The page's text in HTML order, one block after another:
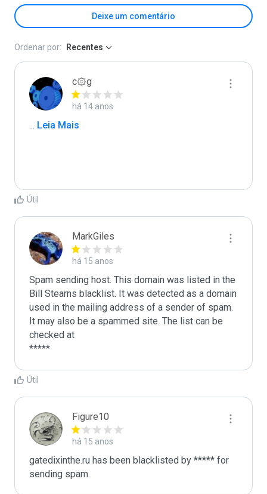
Deixe um comentário
Ordenar por: Recentes
c۞g
há 14 anos
... Leia Mais
Útil
MarkGiles
há 15 anos
Spam sending host. This domain was listed in the
Bill Stearns blacklist. It was detected as a domain
used in the mailing address of a sender of spam.
It may also be a spammed site. The list can be
checked at
Útil
Figure10
há 15 anos
gatedixinthe.ru has been blacklisted by ***** for
sending spam.